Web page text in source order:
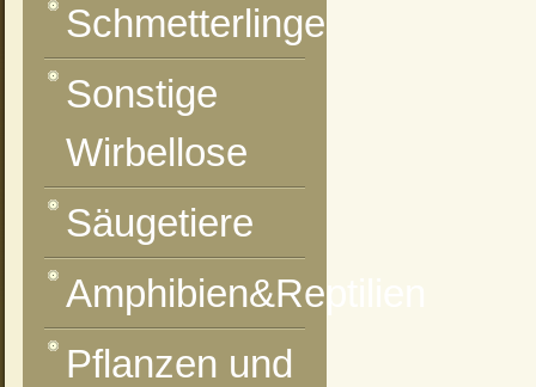
vorheriges Foto
zur Kategorie-Übersicht
Schmetterlinge
Sonstige
Wirbellose
Säugetiere
Amphibien&Reptilien
Pflanzen und